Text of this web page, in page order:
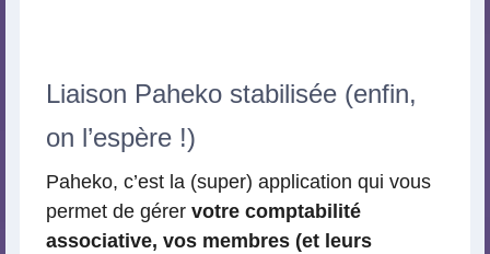
Liaison Paheko stabilisée (enfin,
on l’espère !)
Paheko, c’est la (super) application qui vous
permet de gérer votre comptabilité
associative, vos membres (et leurs